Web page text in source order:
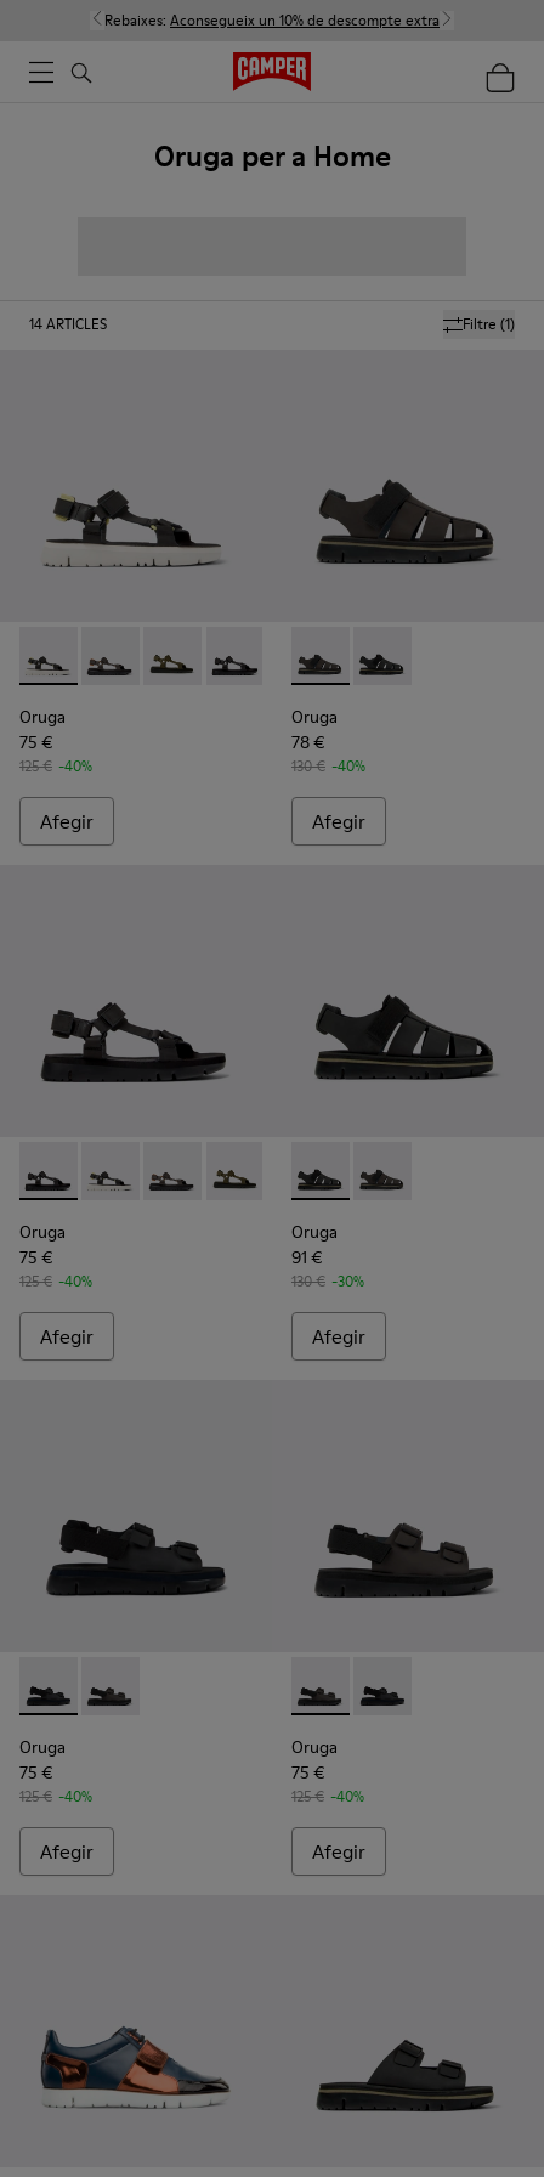
Rebaixes: Aconsegueix un 10% de descompte extra
Oruga per a Home
Filtre (1)
14ARTICLES
Oruga - K100416-023 - Multicolor
Oruga - K100416-021 - Sandàlia d’home de pell de
Oruga - K100416-016 - Sandàlia de pell de
Oruga - K100416-011 - Sandàlia de
Oruga - K100416-005 -
Oruga
75 €
125 € -40%
Afegir
Oruga - K100285-006 -
Oruga - K100285-
Oruga
78 €
130 € -40%
Afegir
Oruga - K100416-011 - Sandàlia de pell de color negre per a
Oruga - K100416-023 - Multicolor
Oruga - K100416-021 - Sandàlia d’home de
Oruga - K100416-016 - Sandàlia de
Oruga - K100416-005 -
Oruga
75 €
125 € -40%
Afegir
Oruga - K100285-007 -
Oruga - K100285-
Oruga
91 €
130 € -30%
Afegir
Oruga - K100287-009 - Black
Oruga - K100287-011 - Brown
Oruga
75 €
125 € -40%
Afegir
Oruga - K100287-011 - Brown
Oruga - K100287-
Oruga
75 €
125 € -40%
Afegir